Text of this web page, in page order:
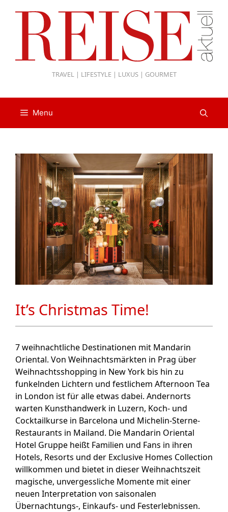
TRAVEL | LIFESTYLE | LUXUS | GOURMET
Menu
It’s Christmas Time!
7 weihnachtliche Destinationen mit Mandarin
Oriental. Von Weihnachtsmärkten in Prag über
Weihnachtsshopping in New York bis hin zu
funkelnden Lichtern und festlichem Afternoon Tea
in London ist für alle etwas dabei. Andernorts
warten Kunsthandwerk in Luzern, Koch- und
Cocktailkurse in Barcelona und Michelin-Sterne-
Restaurants in Mailand. Die Mandarin Oriental
Hotel Gruppe heißt Familien und Fans in ihren
Hotels, Resorts und der Exclusive Homes Collection
willkommen und bietet in dieser Weihnachtszeit
magische, unvergessliche Momente mit einer
neuen Interpretation von saisonalen
Übernachtungs-, Einkaufs- und Festerlebnissen.